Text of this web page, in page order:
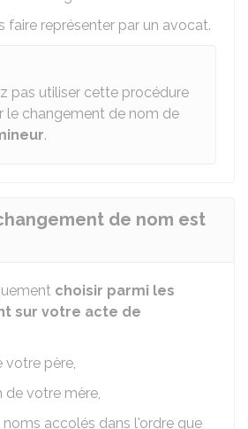
faire représenter par un avocat.
pas utiliser cette procédure
le changement de nom de
.
de nom est
choisir parmi les
sur votre acte de
votre père,
de votre mère,
noms accolés dans l'ordre que